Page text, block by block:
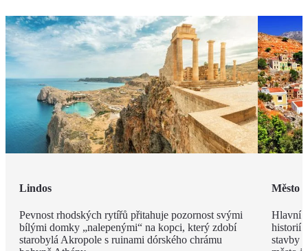
Lindos
Pevnost rhodských rytířů přitahuje pozornost svými
bílými domky „nalepenými“ na kopci, který zdobí
starobylá Akropole s ruinami dórského chrámu
Město
Hlavní
historií
stavby